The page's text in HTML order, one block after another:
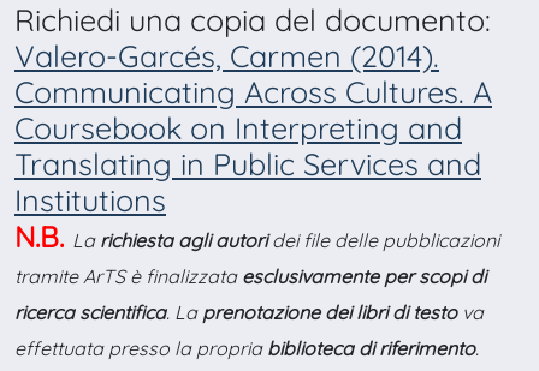
Richiedi una copia del documento:
Valero-Garcés, Carmen (2014).
Communicating Across Cultures. A
Coursebook on Interpreting and
Translating in Public Services and
Institutions
N.B. La richiesta agli autoridei file delle pubblicazioni
tramite ArTS è finalizzata esclusivamente per scopi di
ricerca scientifica. La prenotazione dei libri di testova
effettuata presso la propria biblioteca di riferimento.